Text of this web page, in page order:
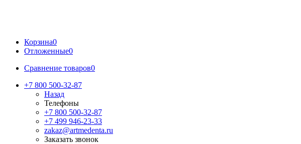
Корзина0
Отложенные0
Сравнение товаров0
+7 800 500-32-87
Назад
Телефоны
+7 800 500-32-87
+7 499 946-23-33
zakaz@artmedenta.ru
Заказать звонок